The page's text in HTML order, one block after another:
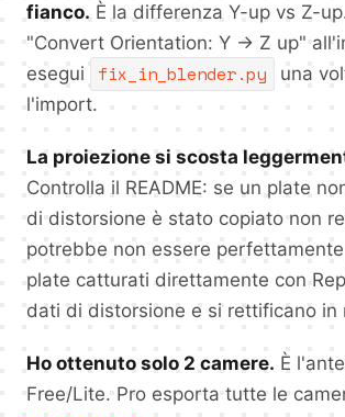
fianco. È la differenza Y-up vs Z-
"Convert Orientation: Y → Z up"
esegui
fix_in_blender.py
una
l'import.
La proiezione si scosta
Controlla il README: se un plate
di distorsione è stato copiato non
potrebbe non essere
plate catturati direttamente con
dati di distorsione e si rettificano in
Ho ottenuto solo 2 camere. È
Free/Lite. Pro esporta tutte le